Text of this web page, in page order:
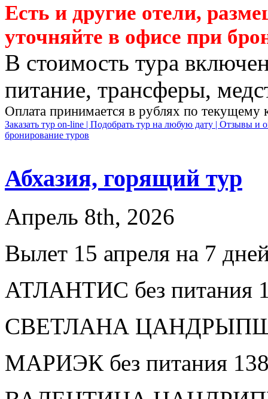
Есть и другие отели,
уточняйте в офисе при
В стоимость тура
питание, трансферы,
Оплата принимается в рублях по текущему
Заказать тур on-line | Подобрать тур на любую дату | Отзывы и
бронирование туров
Абхазия, горящий тур
Апрель 8th, 2026
Вылет 15 апреля на 7
АТЛАНТИС без питания
СВЕТЛАНА ЦАНДРЫПШ
МАРИЭК без питания